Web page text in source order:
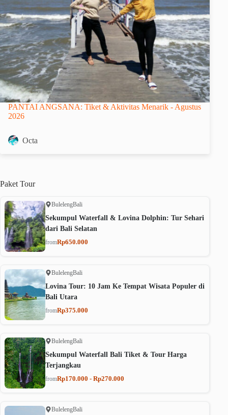
PANTAI ANGSANA: Tiket & Aktivitas Menarik - Agustus
2026
Octa
Paket Tour
BulelengBali
Sekumpul Waterfall & Lovina Dolphin: Tur Sehari
dari Bali Selatan
fromRp650.000
BulelengBali
Lovina Tour: 10 Jam Ke Tempat Wisata Populer di
Bali Utara
fromRp375.000
BulelengBali
Sekumpul Waterfall Bali Tiket & Tour Harga
Terjangkau
fromRp170.000 - Rp270.000
BulelengBali